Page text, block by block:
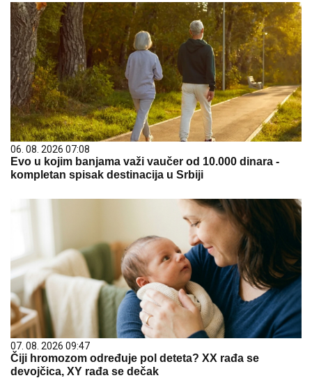
06. 08. 2026 07:08
Evo u kojim banjama važi vaučer od 10.000 dinara -
kompletan spisak destinacija u Srbiji
07. 08. 2026 09:47
Čiji hromozom određuje pol deteta? XX rađa se
devojčica, XY rađa se dečak